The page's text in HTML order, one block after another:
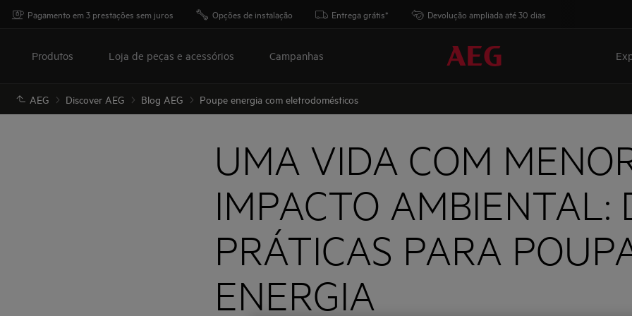
Pagamento em 3 prestações sem juros Opções de instalação Entrega grátis* Devolução ampliada até 30 dias
Produtos Loja de peças e acessórios Campanhas
AEG Discover AEG Blog AEG Poupe energia com eletrodomésticos
UMA VIDA COM
IMPACTO AMBIENTAL:
PRÁTICAS PARA
ENERGIA